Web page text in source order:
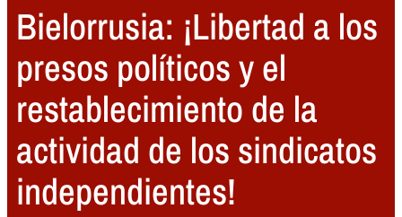
Bielorrusia: ¡Libertad a los
presos políticos y el
restablecimiento de la
actividad de los sindicatos
independientes!